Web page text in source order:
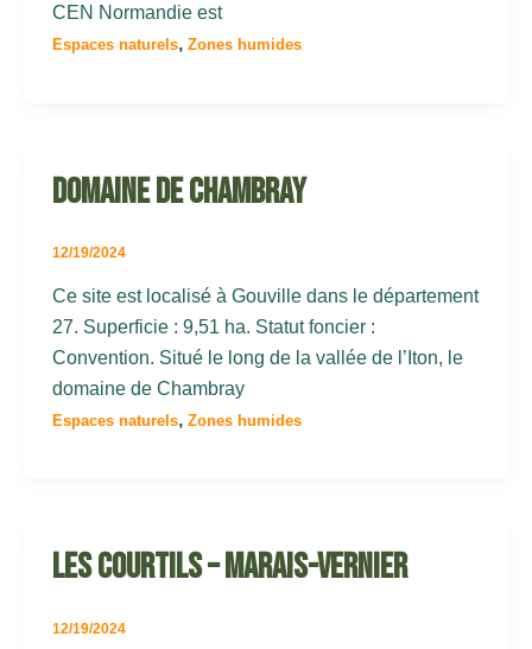
CEN Normandie est
Espaces naturels, Zones humides
Domaine de Chambray
12/19/2024
Ce site est localisé à Gouville dans le département
27. Superficie : 9,51 ha. Statut foncier :
Convention. Situé le long de la vallée de l’Iton, le
domaine de Chambray
Espaces naturels, Zones humides
Les Courtils – Marais-Vernier
12/19/2024